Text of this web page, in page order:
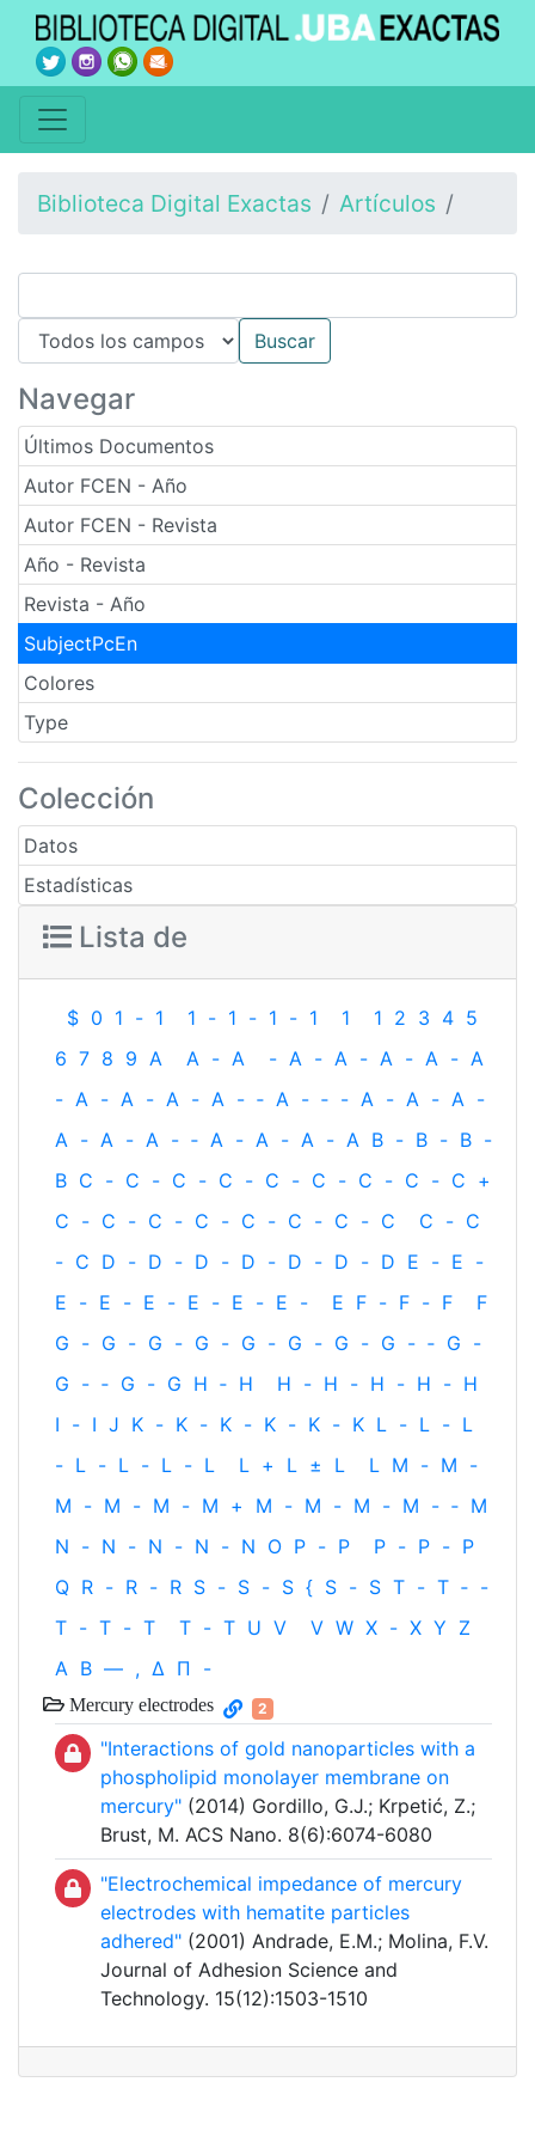
Biblioteca Digital Exactas Artículos
Navegar
Últimos Documentos
Autor FCEN - Año
Autor FCEN - Revista
Año - Revista
Revista - Año
SubjectPcEn
Colores
Type
Colección
Datos
Estadísticas
Lista de
$ 0 1 - 1 1 - 1 - 1 - 1 1 1 2 3 4 5
6 7 8 9 A A - A - A - A - A - A - A
- A - A - A - A - ‐ A - ‐ - A - A - A -
A - A - A - ‐ A - A - A - A B - B - B -
B C - C - C - C - C - C - C - C - C +
C - C - C - C - C - C - C - C C - C
- C D - D - D - D - D - D - D E - E -
E - E - E - E - E - E - E F - F - F
F
G - G - G - G - G - G - G - G - ‐ G -
G - ‐ G - G H ‐ H H - H - H - H - H
I - I J K - K - K - K - K - K L - L - L
- L - L - L - L L + L ± L L M - M -
M - M - M - M + M - M - M - M - ‐ M
N - N - N - N - N O P - P P - P - P
Q R - R - R S - S - S { S - S T - T ‐ -
T - T - T T - T U V V W X - X Y Z
Α Β — , Δ Π -
Mercury electrodes 2
"Interactions of gold nanoparticles with a
phospholipid monolayer membrane on
mercury" (2014) Gordillo, G.J.; Krpetić, Z.;
Brust, M. ACS Nano. 8(6):6074-6080
"Electrochemical impedance of mercury
electrodes with hematite particles
adhered" (2001) Andrade, E.M.; Molina, F.V.
Journal of Adhesion Science and
Technology. 15(12):1503-1510